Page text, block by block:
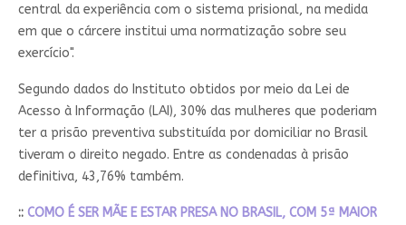
central da experiência com o sistema prisional, na medida
em que o cárcere institui uma normatização sobre seu
exercício".
Segundo dados do Instituto obtidos por meio da Lei de
Acesso à Informação (LAI), 30% das mulheres que poderiam
ter a prisão preventiva substituída por domiciliar no Brasil
tiveram o direito negado. Entre as condenadas à prisão
definitiva, 43,76% também.
:: COMO É SER MÃE E ESTAR PRESA NO BRASIL, COM 5ª MAIOR